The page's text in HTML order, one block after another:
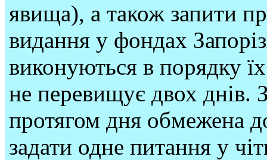
явища), а також запити
видання у фондах
виконуються в порядку
не перевищує двох днів.
протягом дня обмежена
задати одне питання у